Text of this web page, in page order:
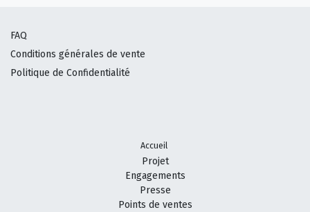
FAQ
Conditions générales de vente
Politique de Confidentialité
Accueil
Projet
Engagements
Presse
Points de ventes